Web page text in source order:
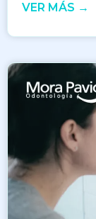
VER MÁS →